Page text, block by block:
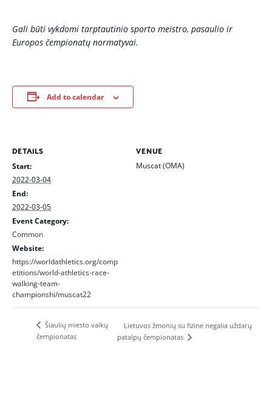
Gali būti vykdomi tarptautinio sporto meistro, pasaulio ir
Europos čempionatų normatyvai.
Add to calendar
DETAILS
Start:
2022-03-04
End:
2022-03-05
Event Category:
Common
Website:
https://worldathletics.org/comp
etitions/world-athletics-race-
walking-team-
championshi/muscat22
VENUE
Muscat (OMA)
Šiaulių miesto vaikų
čempionatas
Lietuvos žmonių su fizine negalia uždarų
patalpų čempionatas